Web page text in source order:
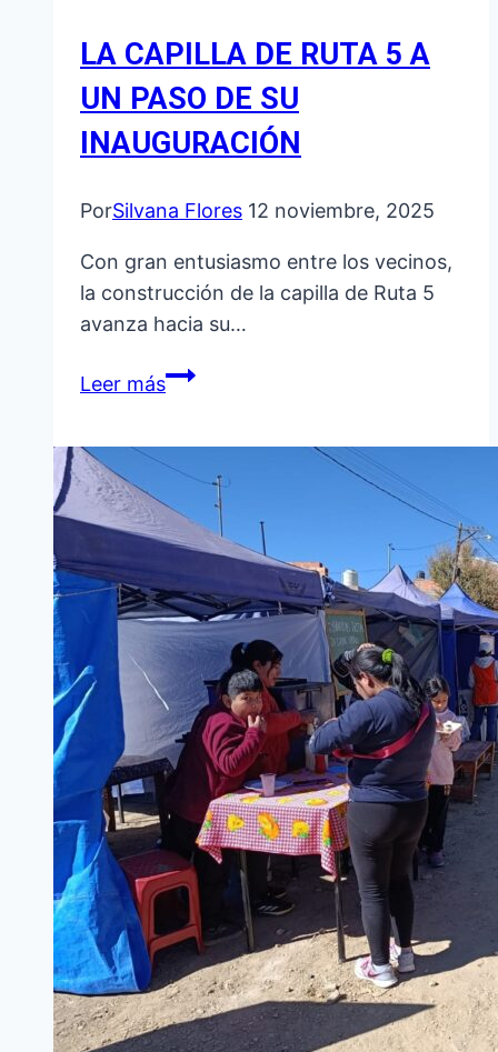
LA CAPILLA DE RUTA 5 A
UN PASO DE SU
INAUGURACIÓN
PorSilvana Flores 12 noviembre, 2025
Con gran entusiasmo entre los vecinos,
la construcción de la capilla de Ruta 5
avanza hacia su…
Leer másLA
RUTA
5
A
PASO
DE
SU
INAUGURACIÓN